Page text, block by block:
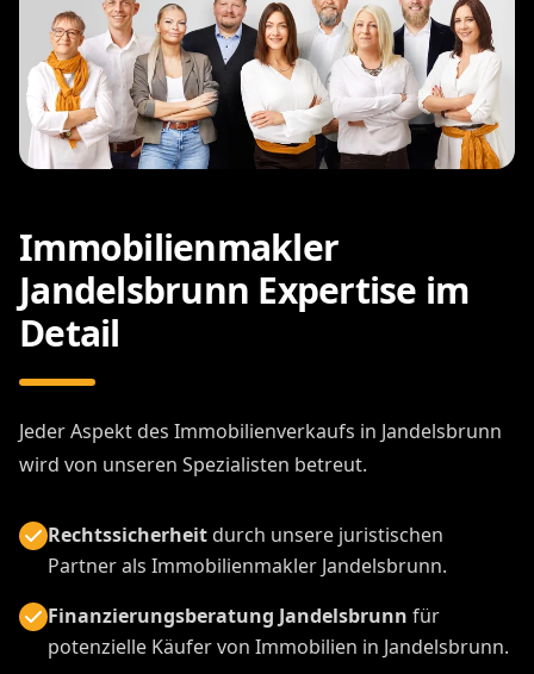
Immobilienmakler
Jandelsbrunn Expertise im
Detail
Jeder Aspekt des Immobilienverkaufs in Jandelsbrunn
wird von unseren Spezialisten betreut.
Rechtssicherheitdurch unsere juristischen
Partner als Immobilienmakler Jandelsbrunn.
Finanzierungsberatung Jandelsbrunn für
potenzielle Käufer von Immobilien in Jandelsbrunn.